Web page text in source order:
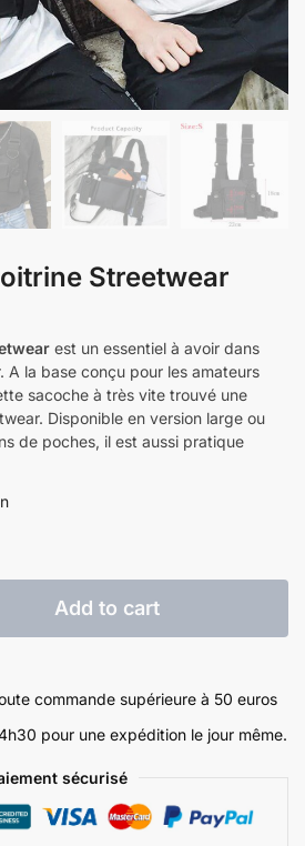
Streetwear
est un essentiel à avoir dans
A la base conçu pour les amateurs
sacoche à très vite trouvé une
Disponible en version large ou
de poches, il est aussi pratique
Add to cart
commande supérieure à 50 euros
pour une expédition le jour même.
sécurisé